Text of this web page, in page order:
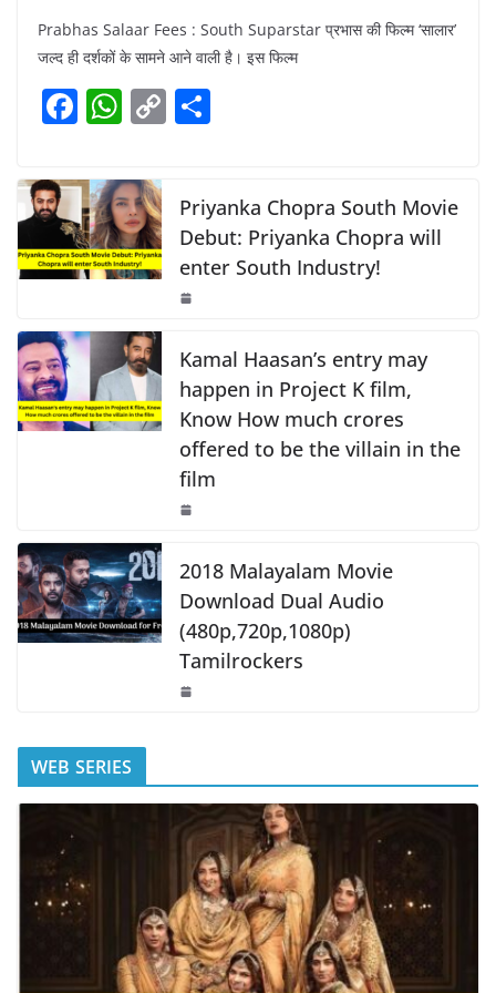
c
e
b
o
k
h
at
s
A
p
p
y
Li
k
ar
Prabhas Salaar Fees : South Suparstar प्रभास की फिल्म ‘सालार’
जल्द ही दर्शकों के सामने आने वाली है। इस फिल्म
F
c
e
b
o
o
k
W
at
s
A
p
p
C
y
Li
n
k
e
Priyanka Chopra South Movie
Debut: Priyanka Chopra will
enter South Industry!
Kamal Haasan’s entry may
happen in Project K film,
Know How much crores
offered to be the villain in the
film
2018 Malayalam Movie
Download Dual Audio
(480p,720p,1080p)
Tamilrockers
WEB SERIES